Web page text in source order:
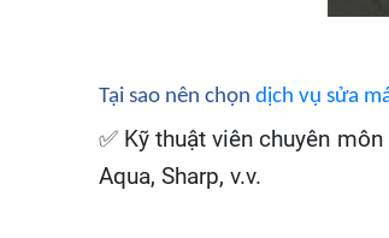
Tại sao nên chọn dịch vụ sửa
✅ Kỹ thuật viên chuyên
Aqua, Sharp, v.v.